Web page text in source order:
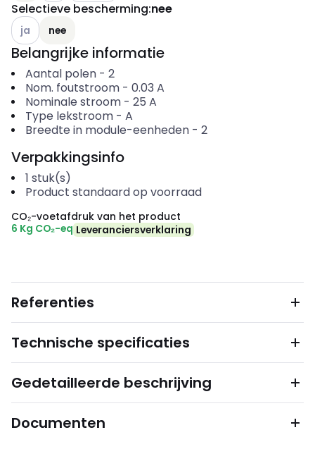
Selectieve bescherming:nee
Andere varianten (Huidige combinatie niet mogelijk)
ja nee
Belangrijke informatie
Aantal polen- 2
Nom. foutstroom- 0.03 A
Nominale stroom- 25 A
Type lekstroom- A
Breedte in module-eenheden- 2
Verpakkingsinfo
1 stuk(s)
Product standaard op voorraad
CO₂-voetafdruk van het product
6 Kg CO₂-eq Leveranciersverklaring
Referenties
Technische specificaties
Gedetailleerde beschrijving
Documenten